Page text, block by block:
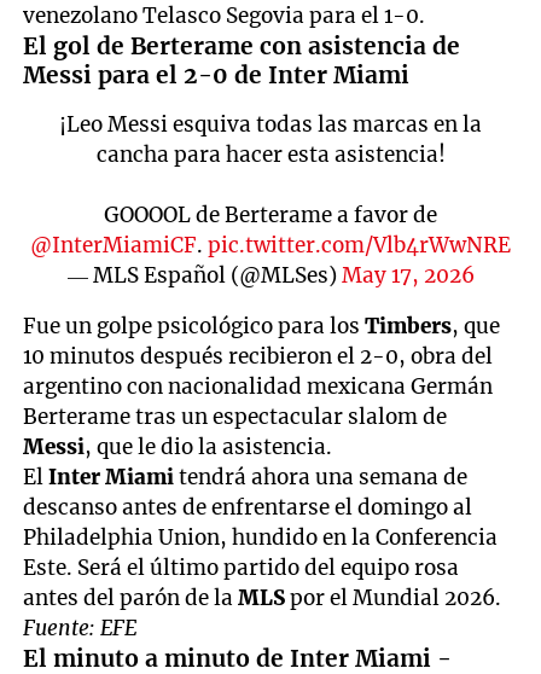
venezolano Telasco Segovia para el 1-0.
El gol de Berterame con asistencia de
Messi para el 2-0 de Inter Miami
¡Leo Messi esquiva todas las marcas en la
cancha para hacer esta asistencia!
GOOOOL de Berterame a favor de
@InterMiamiCF. pic.twitter.com/Vlb4rWwNRE
— MLS Español (@MLSes)May 17, 2026
Fue un golpe psicológico para losTimbers, que
10 minutos después recibieron el 2-0, obra del
argentino con nacionalidad mexicana Germán
Berterame tras un espectacular slalom de
Messi, que le dio la asistencia.
ElInter Miamitendrá ahora una semana de
descanso antes de enfrentarse el domingo al
Philadelphia Union, hundido en la Conferencia
Este. Será el último partido del equipo rosa
antes del parón de laMLSpor el Mundial 2026.
Fuente: EFE
El minuto a minuto de Inter Miami -